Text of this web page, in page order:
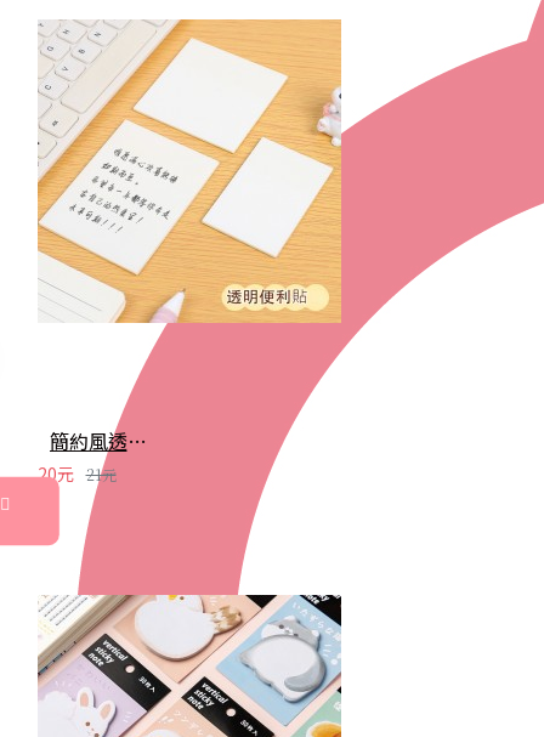
簡約風透明防水便利貼 記事貼 重點貼 便簽 便條紙 留言紙 學生用品 辦公文具
20元 21元